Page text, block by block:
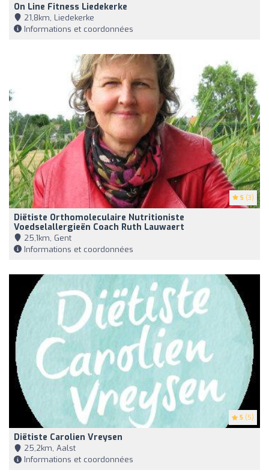
On Line Fitness Liedekerke
21,8km, Liedekerke
Informations et coordonnées
5 (3)
Diëtiste Orthomoleculaire Nutritioniste
Voedselallergieën Coach Ruth Lauwaert
25,1km, Gent
Informations et coordonnées
5 (5)
Diëtiste Carolien Vreysen
25,2km, Aalst
Informations et coordonnées